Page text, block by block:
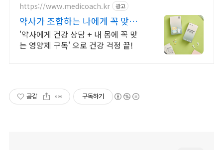
https://www.medicoach.kr 광고
약사가 조합하는 나에게 꼭 맞는
맞춤형 영양제.
'약사에게 건강 상담 + 내 몸에 꼭 맞
는 영양제 구독' 으로 건강 걱정 끝!
공감 구독하기